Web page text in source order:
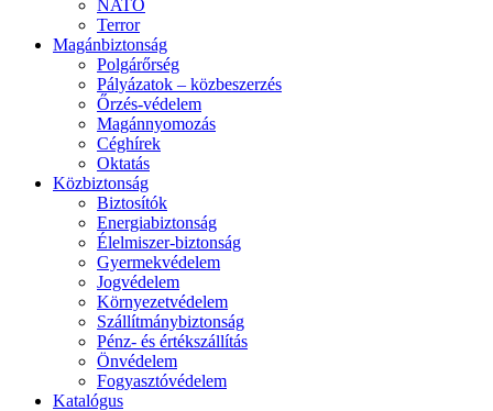
NATO
Terror
Magánbiztonság
Polgárőrség
Pályázatok – közbeszerzés
Őrzés-védelem
Magánnyomozás
Céghírek
Oktatás
Közbiztonság
Biztosítók
Energiabiztonság
Élelmiszer-biztonság
Gyermekvédelem
Jogvédelem
Környezetvédelem
Szállítmánybiztonság
Pénz- és értékszállítás
Önvédelem
Fogyasztóvédelem
Katalógus